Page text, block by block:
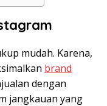
mudah. Karena,
brand
dengan
jangkauan yang